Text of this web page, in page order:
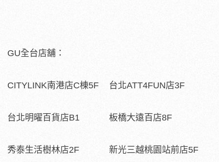
GU全台店舖：
CITYLINK南港店C棟5F 台北ATT4FUN店3F
台北明曜百貨店B1 板橋大遠百店8F
秀泰生活樹林店2F 新光三越桃園站前店5F